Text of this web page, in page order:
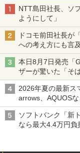
NTT島田社長、ソ
ようにして」
ドコモ前田社長が
への考え方にも言及
本日8月7日発売「
ザーが驚いた「そ
2026年夏の最新ス
arrows、AQUOS
ソフトバンク「新
なら最大4.4万円負